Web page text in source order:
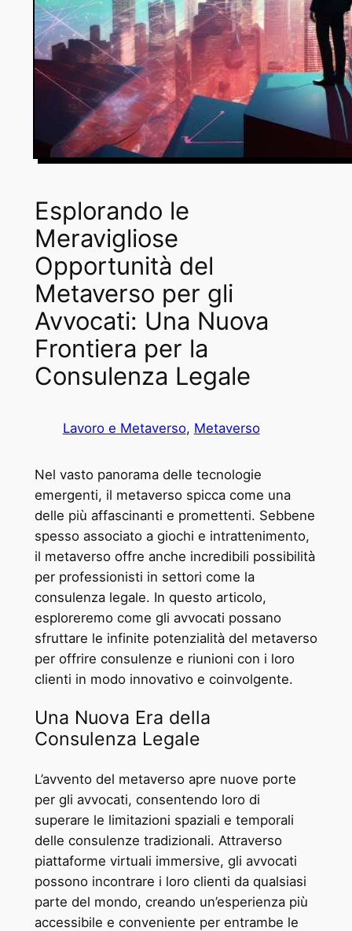
Esplorando le
Meravigliose
Opportunità del
Metaverso per gli
Avvocati: Una Nuova
Frontiera per la
Consulenza Legale
Lavoro e Metaverso, Metaverso
Nel vasto panorama delle tecnologie
emergenti, il metaverso spicca come una
delle più affascinanti e promettenti. Sebbene
spesso associato a giochi e intrattenimento,
il metaverso offre anche incredibili possibilità
per professionisti in settori come la
consulenza legale. In questo articolo,
esploreremo come gli avvocati possano
sfruttare le infinite potenzialità del metaverso
per offrire consulenze e riunioni con i loro
clienti in modo innovativo e coinvolgente.
Una Nuova Era della
Consulenza Legale
L’avvento del metaverso apre nuove porte
per gli avvocati, consentendo loro di
superare le limitazioni spaziali e temporali
delle consulenze tradizionali. Attraverso
piattaforme virtuali immersive, gli avvocati
possono incontrare i loro clienti da qualsiasi
parte del mondo, creando un’esperienza più
accessibile e conveniente per entrambe le